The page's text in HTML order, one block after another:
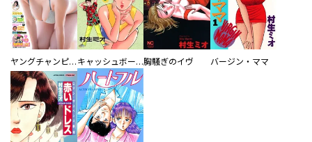
ヤングチャンピオン キャッシュボーイ胸騒ぎのイヴ バージン・ママ